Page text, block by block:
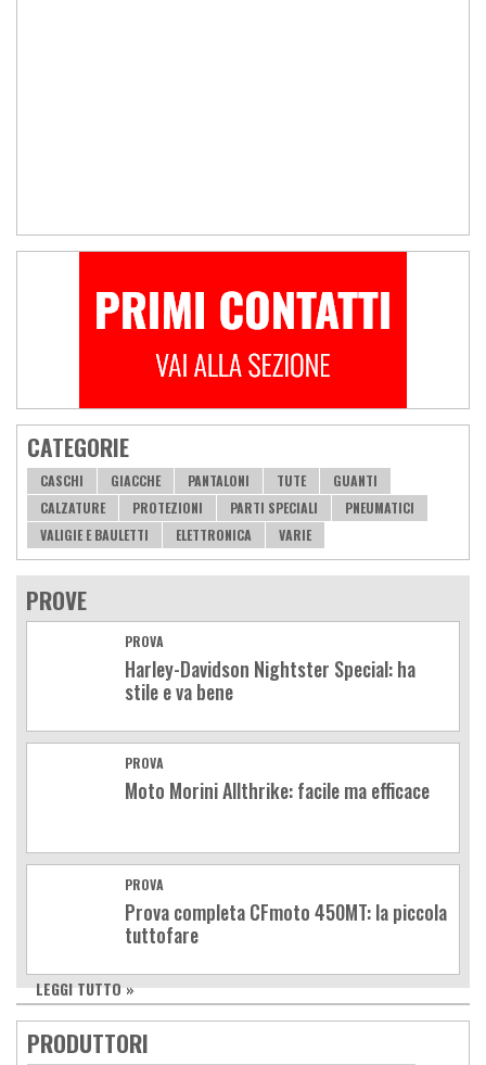
CATEGORIE
CASCHI GIACCHE PANTALONI TUTE
GUANTI
CALZATURE
PROTEZIONI PARTI SPECIALI
PNEUMATICI
VALIGIE E BAULETTI
ELETTRONICA VARIE
PROVE
PROVA
Harley-Davidson Nightster Special: ha
stile e va bene
PROVA
Moto Morini Allthrike: facile ma efficace
PROVA
Prova completa CFmoto 450MT: la piccola
tuttofare
LEGGI TUTTO »
PRODUTTORI